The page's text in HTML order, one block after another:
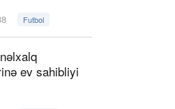
Futbol
ev sahibliyi